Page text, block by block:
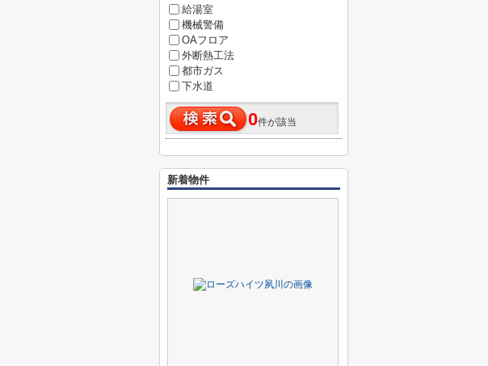
給湯室
機械警備
OAフロア
外断熱工法
都市ガス
下水道
0件が該当
新着物件